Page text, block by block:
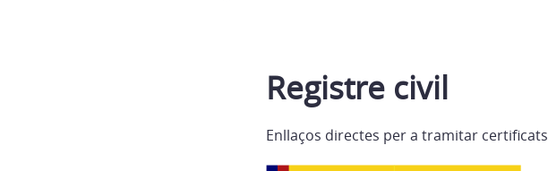
Registre civil
Enllaços directes per a tramitar certificats